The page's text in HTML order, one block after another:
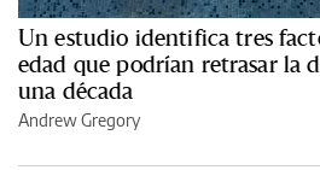
Un estudio identifica tres
edad que podrían retrasar la
una década
Andrew Gregory